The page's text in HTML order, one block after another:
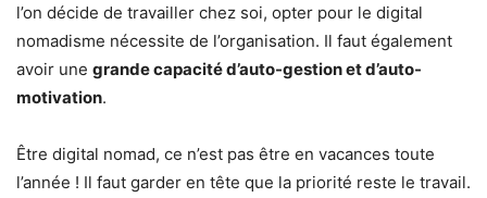
l’on décide de travailler chez soi, opter pour le digital
nomadisme nécessite de l’organisation. Il faut également
avoir une grande capacité d’auto-gestion et d’auto-
motivation.
Être digital nomad, ce n’est pas être en vacances toute
l’année ! Il faut garder en tête que la priorité reste le travail.